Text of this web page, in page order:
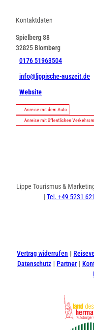
Kontaktdaten
Spielberg 88
32825 Blomberg
0176 51963504
info@lippische-auszeit.de
Website
Anreise mit dem Auto
Anreise mit öffentlichen
Lippe Tourismus &
|Tel. +49 5231
Vertrag widerrufen
Datenschutz
Partner